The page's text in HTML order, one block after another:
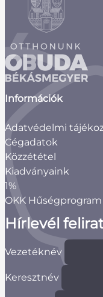
Információk
Adatvédelmi
Cégadatok
Közzététel
Kiadványaink
1%
OKK Hűségprogram
Hírlevél
Vezetéknév
Keresztnév